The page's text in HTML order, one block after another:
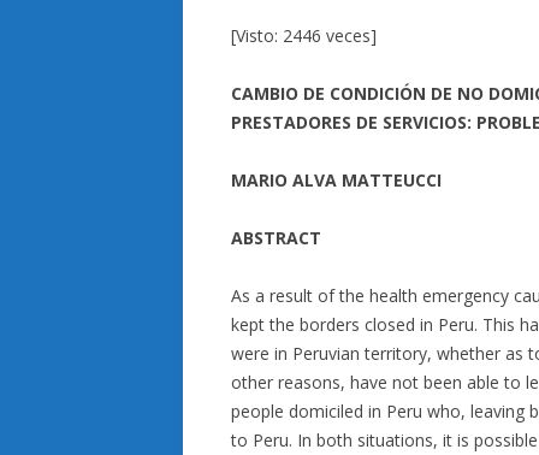
[Visto: 2446 veces]
CAMBIO DE CONDICIÓN DE NO
PRESTADORES DE SERVICIOS:
MARIO ALVA MATTEUCCI
ABSTRACT
As a result of the health emergency
kept the borders closed in Peru. This
were in Peruvian territory, whether as
other reasons, have not been able to
people domiciled in Peru who, leaving
to Peru. In both situations, it is